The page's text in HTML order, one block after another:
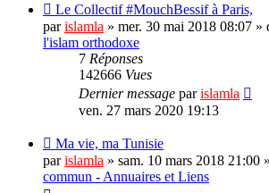
Le Collectif #MouchBessif à Paris,
parislamla » mer. 30 mai 2018 08:07 »
l'islam orthodoxe
7 Réponses
142666 Vues
Dernier message parislamla
ven. 27 mars 2020 19:13
Ma vie, ma Tunisie
parislamla » sam. 10 mars 2018 21:00
commun - Annuaires et Liens